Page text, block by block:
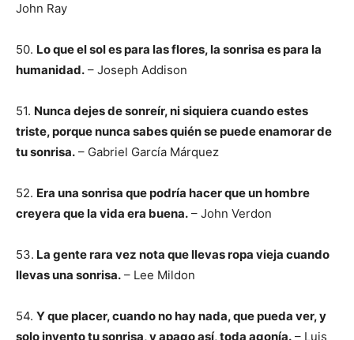
John Ray
50. Lo que el sol es para las flores, la sonrisa es para la
humanidad. – Joseph Addison
51. Nunca dejes de sonreír, ni siquiera cuando estes
triste, porque nunca sabes quién se puede enamorar de
tu sonrisa. – Gabriel García Márquez
52. Era una sonrisa que podría hacer que un hombre
creyera que la vida era buena. – John Verdon
53. La gente rara vez nota que llevas ropa vieja cuando
llevas una sonrisa. – Lee Mildon
54. Y que placer, cuando no hay nada, que pueda ver, y
solo invento tu sonrisa, y apago así, toda agonía. – Luis